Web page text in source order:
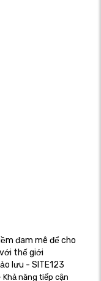
đam mê để cho
thế giới
lưu - SITE123
Khả năng tiếp cận